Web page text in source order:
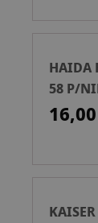
HAIDA
58 P/